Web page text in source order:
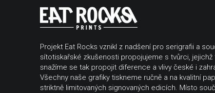
Projekt Eat Rocks vznikl z nadšení pro serigrafii a
sítotiskařské zkušenosti propojujeme s tvůrci, jejichž
snažíme se tak propojit diference a vlivy české i
Všechny naše grafiky tiskneme ručně a na kvalitní
striktně limitovaných signovaných edicích. Místo